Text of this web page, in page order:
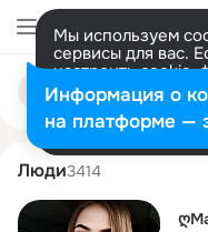
Мы используем
сервисы для вас.
настроить
представитель.
Разрешить все
Поиск
людям
margarita
Люди3414
Информация о
на платформе —